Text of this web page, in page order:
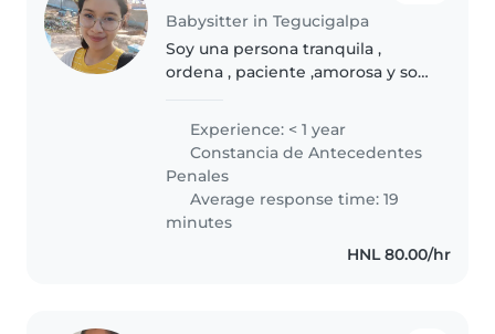
Babysitter in Tegucigalpa
Soy una persona tranquila ,
ordena , paciente ,amorosa y soy
Experience: < 1 year
Constancia de Antecedentes
Penales
Average response time: 19
minutes
HNL 80.00/hr